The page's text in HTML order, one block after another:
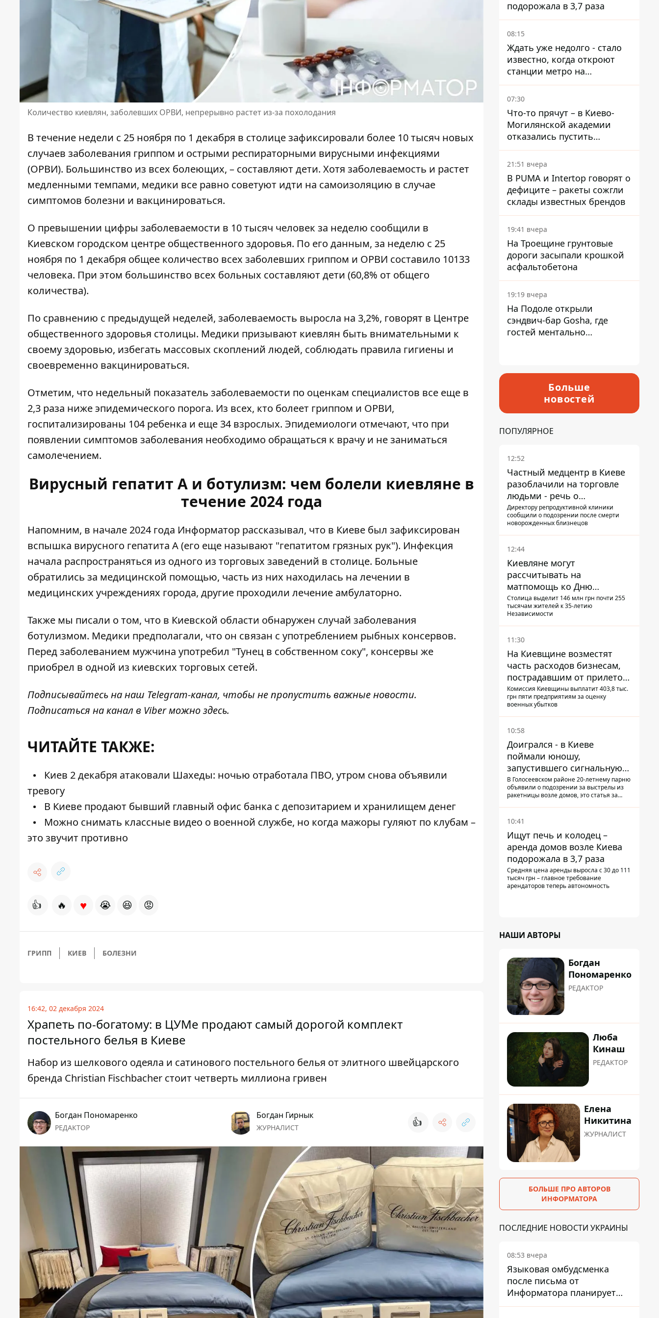
Количество киевлян, заболевших ОРВИ, непрерывно растет из-за похолодания
В течение недели с 25 ноября по 1 декабря в столице зафиксировали более 10 тысяч новых
случаев заболевания гриппом и острыми респираторными вирусными инфекциями
(ОРВИ). Большинство из всех болеющих, – составляют дети. Хотя заболеваемость и растет
медленными темпами, медики все равно советуют идти на самоизоляцию в случае
симптомов болезни и вакцинироваться.
О превышении цифры заболеваемости в 10 тысяч человек за неделю сообщили в
Киевском городском центре общественного здоровья. По его данным, за неделю с 25
ноября по 1 декабря общее количество всех заболевших гриппом и ОРВИ составило 10133
человека. При этом большинство всех больных составляют дети (60,8% от общего
количества).
По сравнению с предыдущей неделей, заболеваемость выросла на 3,2%, говорят в Центре
общественного здоровья столицы. Медики призывают киевлян быть внимательными к
своему здоровью, избегать массовых скоплений людей, соблюдать правила гигиены и
своевременно вакцинироваться.
Отметим, что недельный показатель заболеваемости по оценкам специалистов все еще в
2,3 раза ниже эпидемического порога. Из всех, кто болеет гриппом и ОРВИ,
госпитализированы 104 ребенка и еще 34 взрослых. Эпидемиологи отмечают, что при
появлении симптомов заболевания необходимо обращаться к врачу и не заниматься
самолечением.
Вирусный гепатит A и ботулизм: чем болели киевляне в
течение 2024 года
Напомним, в начале 2024 года Информатор рассказывал, что в Киеве был зафиксирован
вспышка вирусного гепатита A(его еще называют "гепатитом грязных рук"). Инфекция
начала распространяться из одного из торговых заведений в столице. Больные
обратились за медицинской помощью, часть из них находилась на лечении в
медицинских учреждениях города, другие проходили лечение амбулаторно.
Также мы писали о том, что в Киевской области обнаружен случай заболевания
ботулизмом. Медики предполагали, что он связан с употреблением рыбных консервов.
Перед заболеванием мужчина употребил "Тунец в собственном соку", консервы же
приобрел в одной из киевских торговых сетей.
Подписывайтесь на наш Telegram-канал, чтобы не пропустить важные новости.
Подписаться на канал в Viber можноздесь.
ЧИТАЙТЕ ТАКЖЕ:
Киев 2 декабря атаковали Шахеды: ночью отработала ПВО, утром снова объявили
тревогу
В Киеве продают бывший главный офис банка с депозитарием и хранилищем денег
Можно снимать классные видео о военной службе, но когда мажоры гуляют по клубам –
это звучит противно
👍 🔥 ♥ 😭 😆 😡
ГРИПП КИЕВ БОЛЕЗНИ
16:42, 02 декабря 2024
Храпеть по-богатому: в ЦУМе продают самый дорогой комплект
постельного белья в Киеве
Набор из шелкового одеяла и сатинового постельного белья от элитного швейцарского
бренда Christian Fischbacher стоит четверть миллиона гривен
Богдан Пономаренко
РЕДАКТОР
Богдан Гирнык
ЖУРНАЛИСТ 👍
подорожала в 3,7 раза
08:15
Ждать уже недолго - стало
известно, когда откроют
станции метро на
Виноградаре
07:30
Что-то прячут – в Киево-
Могилянской академии
отказались пустить
комиссию по охране
памятников на территорию
21:51 вчера
В PUMA и Intertop говорят о
дефиците – ракеты сожгли
склады известных брендов
19:41 вчера
На Троещине грунтовые
дороги засыпали крошкой
асфальтобетона
19:19 вчера
На Подоле открыли
сэндвич-бар Gosha, где
гостей ментально
Больше
новостей
ПОПУЛЯРНОЕ
12:52
Частный медцентр в Киеве
разоблачили на торговле
людьми - речь о
суррогатном материнстве
Директору репродуктивной клиники
сообщили о подозрении после смерти
новорожденных близнецов
12:44
Киевляне могут
рассчитывать на
матпомощь ко Дню
независимости - кому ее
дадут
Столица выделит 146 млн грн почти 255
тысячам жителей к 35-летию
Независимости
11:30
На Киевщине возместят
часть расходов бизнесам,
пострадавшим от прилетов
ракет
Комиссия Киевщины выплатит 403,8 тыс.
грн пяти предприятиям за оценку
военных убытков
10:58
Доигрался - в Киеве
поймали юношу,
запустившего сигнальную
ракету, чтобы порадовать
девушек
В Голосеевском районе 20-летнему парню
объявили о подозрении за выстрелы из
ракетницы возле домов, это статья за
10:41
Ищут печь и колодец –
аренда домов возле Киева
подорожала в 3,7 раза
Средняя цена аренды выросла с 30 до 111
тысяч грн – главное требование
арендаторов теперь автономность
НАШИ АВТОРЫ
Богдан
Пономаренко
РЕДАКТОР
Люба
Кинаш
РЕДАКТОР
Елена
Никитина
ЖУРНАЛИСТ
БОЛЬШЕ ПРО АВТОРОВ
ИНФОРМАТОРА
ПОСЛЕДНИЕ НОВОСТИ УКРАИНЫ
08:53 вчера
Языковая омбудсменка
после письма от
Информатора планирует
наказать компанию-